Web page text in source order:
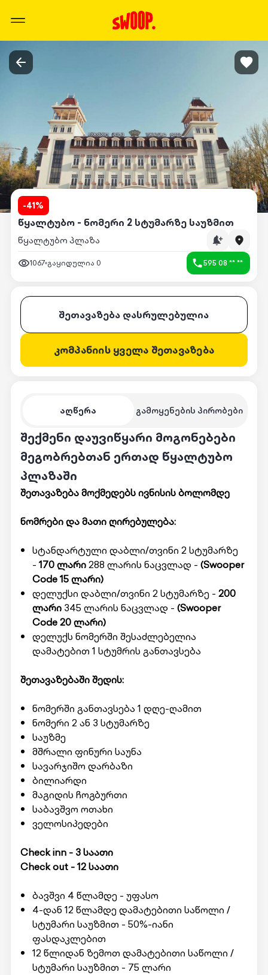
-41%
წყალტუბო - ნომერი 2 სტუმარზე საუზმით
წყალტუბო პლაზა
1067 გაყიდულია 0 595 08 ** **
აღწერა გამოყენების პირობები
შექმენი დაუვიწყარი მოგონებები
მეგობრებთან ერთად წყალტუბო
პლაზაში
შეთავაზება მოქმედებს ივნისის ბოლომდე
ნომრები და მათი ღირებულება:
სტანდარტული დაბლი/თვინი 2 სტუმარზე
- 170 ლარი288 ლარის ნაცვლად - (Swooper
Code 15 ლარი)
დელუქსი დაბლი/თვინი 2 სტუმარზე - 200
ლარი345 ლარის ნაცვლად - (Swooper
Code20 ლარი)
დელუქს ნომერში შესაძლებელია
დამატებით 1 სტუმრის განთავსება
შეთავაზებაში შედის:
ნომერში განთავსება 1 დღე-ღამით
ნომერი 2 ან 3 სტუმარზე
საუზმე
მშრალი ფინური საუნა
სავარჯიშო დარბაზი
ბილიარდი
მაგიდის ჩოგბურთი
საბავშვო ოთახი
ველოსიპედები
Check inn - 3 საათი
Check out - 12 საათი
ბავშვი 4 წლამდე - უფასო
4-დან 12 წლამდე დამატებითი საწოლი /
სტუმარი საუზმით - 50%-იანი
ფასდაკლებით
12 წლიდან ზემოთ დამატებითი საწოლი /
სტუმარი საუზმით - 75 ლარი
შეთავაზება დასრულებულია
კომპანიის ყველა შეთავაზება